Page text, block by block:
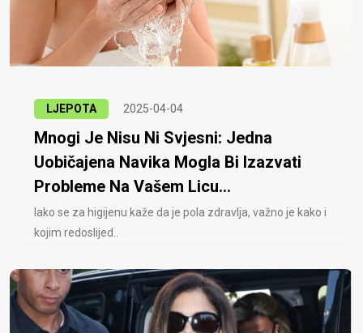
LJEPOTA 2025-04-04
Mnogi Je Nisu Ni Svjesni: Jedna
Uobičajena Navika Mogla Bi Izazvati
Probleme Na Vašem Licu...
Iako se za higijenu kaže da je pola zdravlja, važno je kako i
kojim redoslijed..